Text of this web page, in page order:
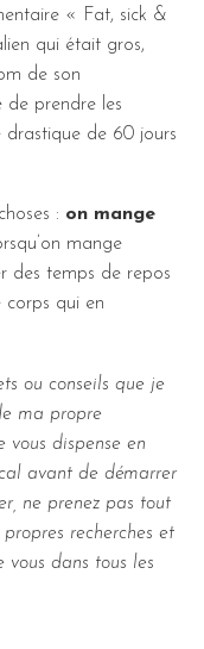
« Fat, sick &
qui était gros,
de son
de prendre les
drastique de 60 jours
: on mange
mange
des temps de repos
corps qui en
ou conseils que je
ma propre
vous dispense en
avant de démarrer
ne prenez pas tout
recherches et
vous dans tous les